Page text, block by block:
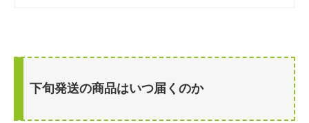
下旬発送の商品はいつ届くのか